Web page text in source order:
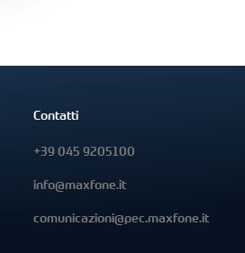
Contatti
+39 045 9205100
info@maxfone.it
comunicazioni@pec.maxfone.it